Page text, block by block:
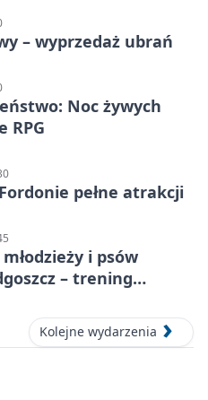
– wyprzedaż ubrań
Noc żywych
RPG
pełne atrakcji
i psów
– trening
Kolejne wydarzenia